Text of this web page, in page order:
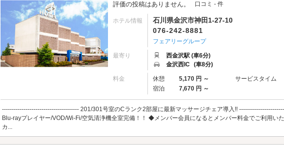
評価の投稿はありません。 口コミ - 件
ホテル情報
石川県金沢市神田1-27-10
076-242-8881
フェアリーグループ
最寄り
西金沢駅 (車6分)
金沢西IC (車8分)
料金 休憩 5,170 円 ～ サービスタイム
宿泊
7,670 円 ～
--------------------------------------- 201/301号室のCランク2部屋に最新マッサージチェア導入!!
Blu-rayプレイヤー/VOD/Wi-Fi/空気清浄機全室完備！！ ◆メンバー会員になるとメンバー料金でご利用い
カ...